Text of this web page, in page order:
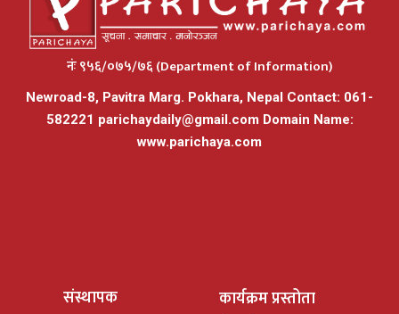
नंः ९५६/०७५/७६ (Department of Information)
Newroad-8, Pavitra Marg. Pokhara, Nepal Contact: 061-
582221 parichaydaily@gmail.comDomain Name:
www.parichaya.com
संस्थापक कार्यक्रम प्रस्तोता